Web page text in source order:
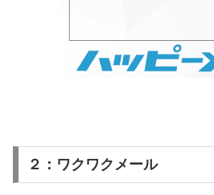
２：ワクワクメール